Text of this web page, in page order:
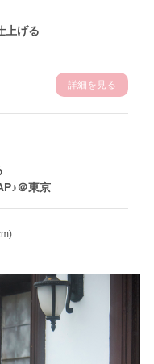
上げる
詳細を見る
＠東京